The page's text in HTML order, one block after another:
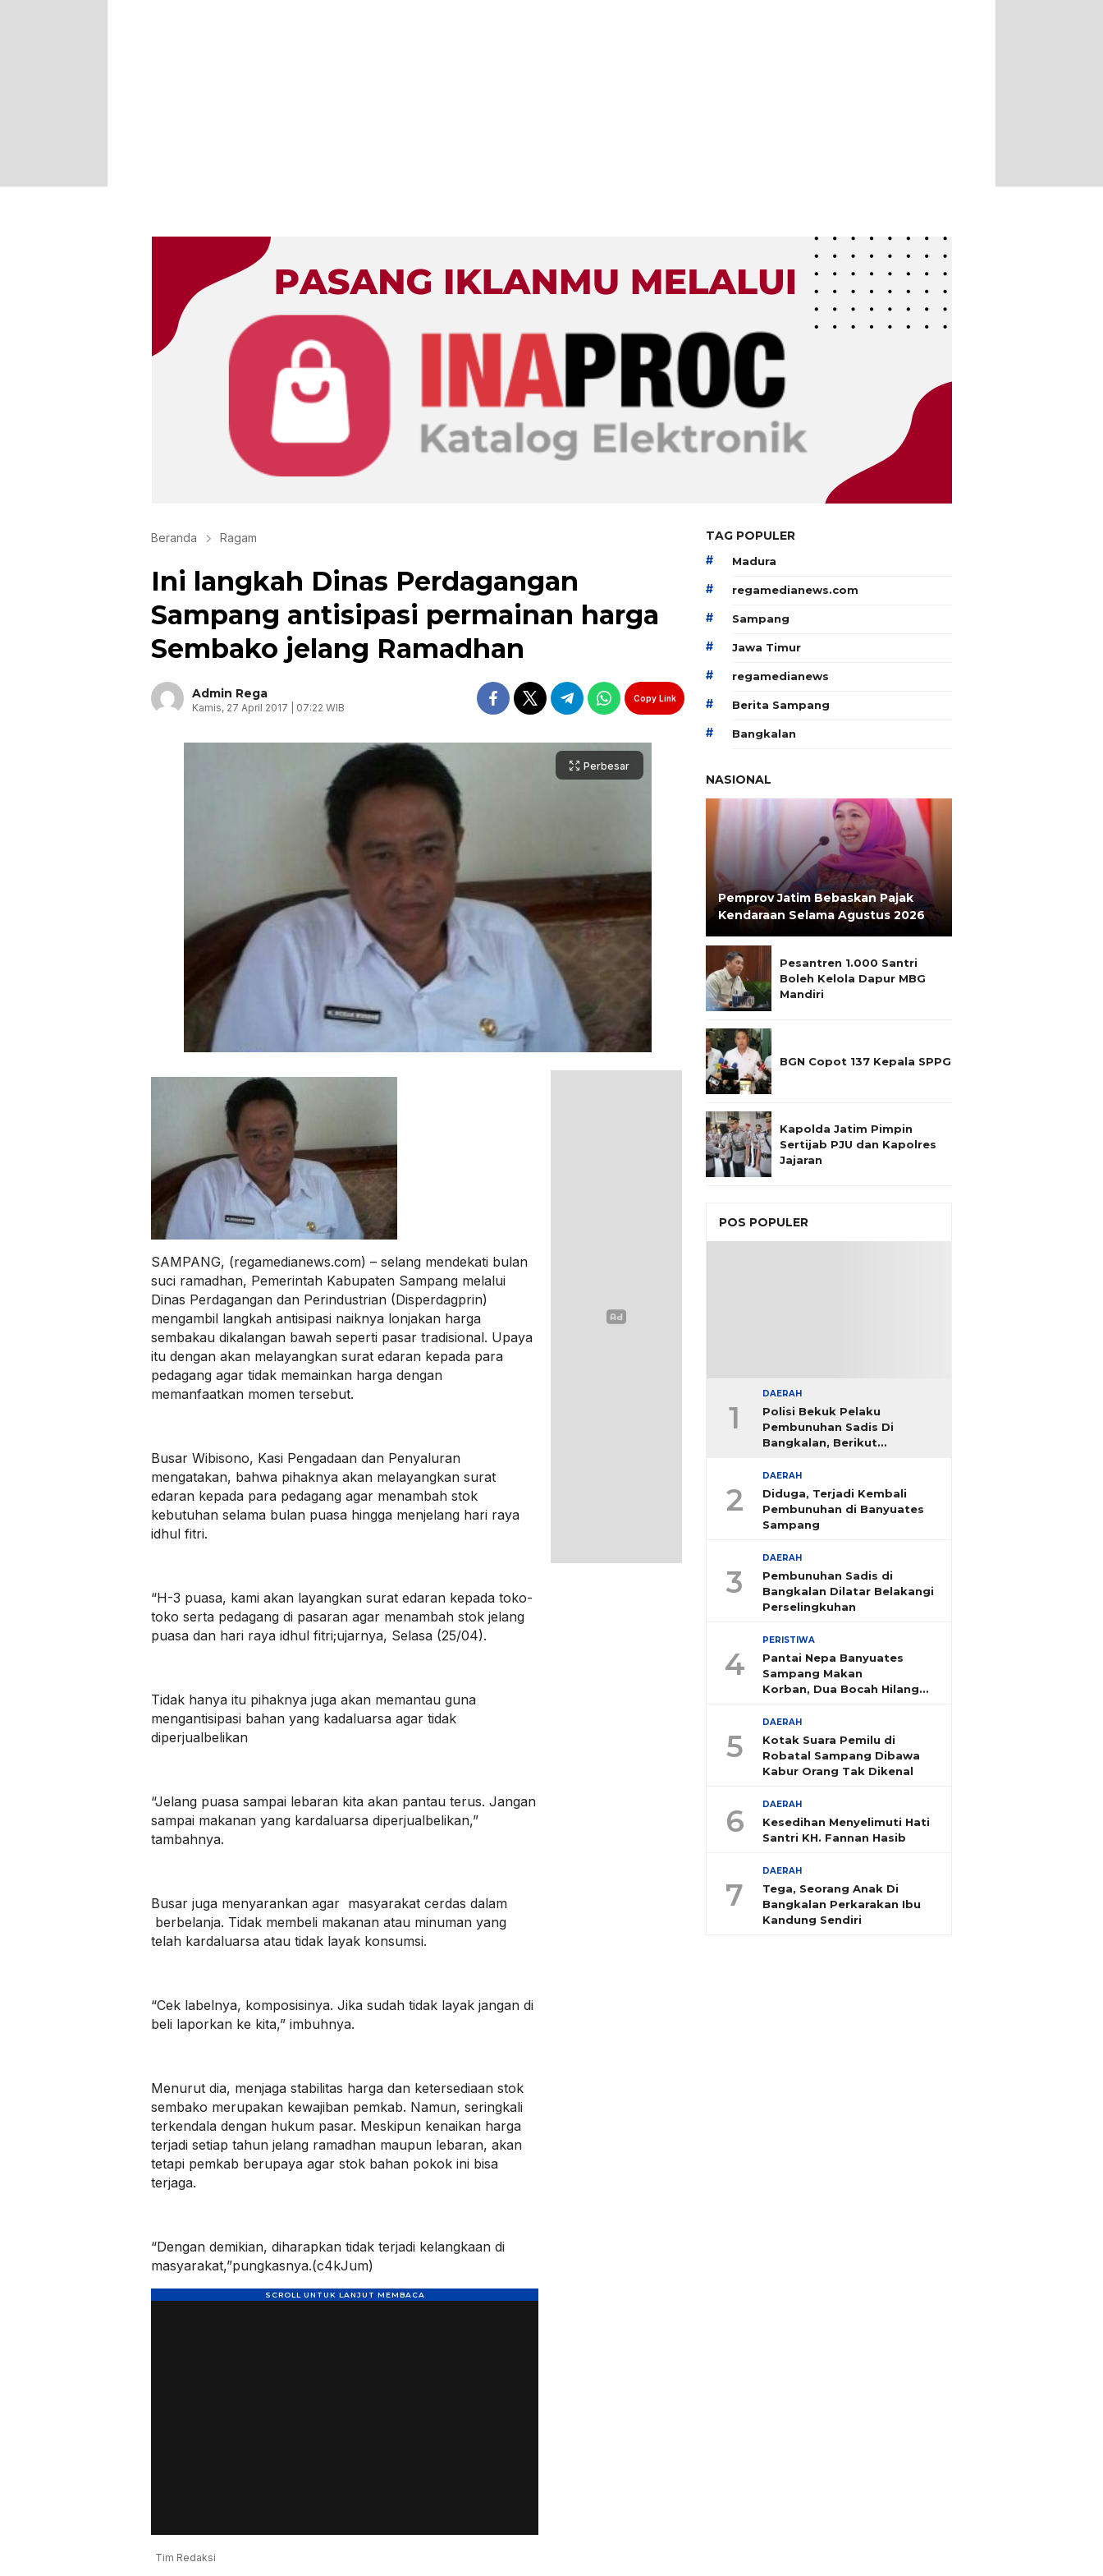
Beranda Ragam
Ini langkah Dinas Perdagangan
Sampang antisipasi permainan harga
Sembako jelang Ramadhan
Admin Rega
Kamis, 27 April 2017 | 07:22 WIB
Copy Link
Perbesar
SAMPANG, (regamedianews.com) – selang mendekati bulan
suci ramadhan, Pemerintah Kabupaten Sampang melalui
Dinas Perdagangan dan Perindustrian (Disperdagprin)
mengambil langkah antisipasi naiknya lonjakan harga
sembakau dikalangan bawah seperti pasar tradisional. Upaya
itu dengan akan melayangkan surat edaran kepada para
pedagang agar tidak memainkan harga dengan
memanfaatkan momen tersebut.
Busar Wibisono, Kasi Pengadaan dan Penyaluran
mengatakan, bahwa pihaknya akan melayangkan surat
edaran kepada para pedagang agar menambah stok
kebutuhan selama bulan puasa hingga menjelang hari raya
idhul fitri.
“H-3 puasa, kami akan layangkan surat edaran kepada toko-
toko serta pedagang di pasaran agar menambah stok jelang
puasa dan hari raya idhul fitri;ujarnya, Selasa (25/04).
Tidak hanya itu pihaknya juga akan memantau guna
mengantisipasi bahan yang kadaluarsa agar tidak
diperjualbelikan
“Jelang puasa sampai lebaran kita akan pantau terus. Jangan
sampai makanan yang kardaluarsa diperjualbelikan,”
tambahnya.
Busar juga menyarankan agar masyarakat cerdas dalam
berbelanja. Tidak membeli makanan atau minuman yang
telah kardaluarsa atau tidak layak konsumsi.
“Cek labelnya, komposisinya. Jika sudah tidak layak jangan di
beli laporkan ke kita,” imbuhnya.
Menurut dia, menjaga stabilitas harga dan ketersediaan stok
sembako merupakan kewajiban pemkab. Namun, seringkali
terkendala dengan hukum pasar. Meskipun kenaikan harga
terjadi setiap tahun jelang ramadhan maupun lebaran, akan
tetapi pemkab berupaya agar stok bahan pokok ini bisa
terjaga.
“Dengan demikian, diharapkan tidak terjadi kelangkaan di
masyarakat,”pungkasnya.(c4kJum)
Tim Redaksi
TAG POPULER
# Madura
# regamedianews.com
# Sampang
# Jawa Timur
# regamedianews
# Berita Sampang
# Bangkalan
NASIONAL
Pemprov Jatim Bebaskan Pajak
Kendaraan Selama Agustus 2026
Pesantren 1.000 Santri
Boleh Kelola Dapur MBG
Mandiri
BGN Copot 137 Kepala SPPG
Kapolda Jatim Pimpin
Sertijab PJU dan Kapolres
Jajaran
POS POPULER
1
DAERAH
Polisi Bekuk Pelaku
Pembunuhan Sadis Di
Bangkalan, Berikut
2
DAERAH
Diduga, Terjadi Kembali
Pembunuhan di Banyuates
Sampang
3
DAERAH
Pembunuhan Sadis di
Bangkalan Dilatar Belakangi
Perselingkuhan
4
PERISTIWA
Pantai Nepa Banyuates
Sampang Makan
Korban, Dua Bocah Hilang
5
DAERAH
Kotak Suara Pemilu di
Robatal Sampang Dibawa
Kabur Orang Tak Dikenal
6 DAERAH
Kesedihan Menyelimuti Hati
Santri KH. Fannan Hasib
7
DAERAH
Tega, Seorang Anak Di
Bangkalan Perkarakan Ibu
Kandung Sendiri